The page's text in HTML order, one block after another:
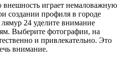
внешность играет немаловажную
создании профиля в городе
24 уделите внимание
Выберите фотографии, на
и привлекательно. Это
внимание.